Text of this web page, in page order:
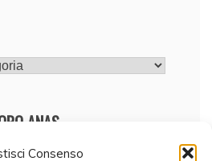
Consenso
ANAS